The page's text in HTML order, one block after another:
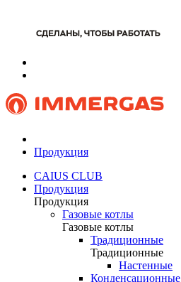
Продукция
CAIUS CLUB
Продукция
Продукция
Газовые котлы
Газовые котлы
Традиционные
Традиционные
Настенные
Конденсационные